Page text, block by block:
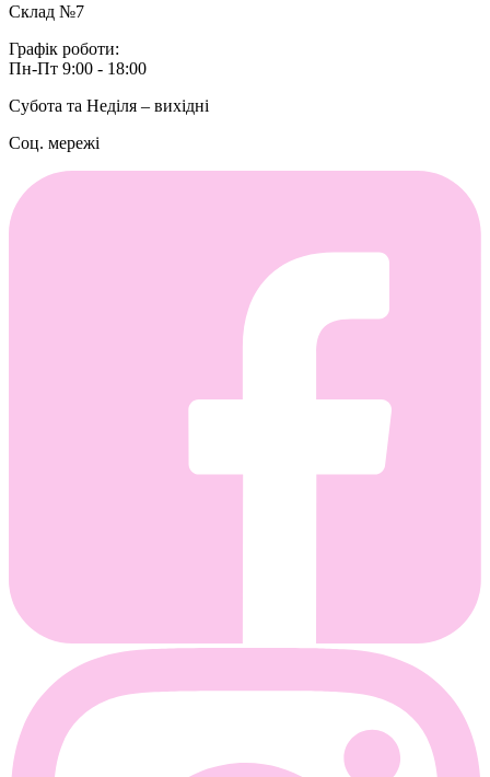
Склад №7
Графік роботи:
Пн-Пт 9:00 - 18:00
Субота та Неділя – вихідні
Соц. мережі